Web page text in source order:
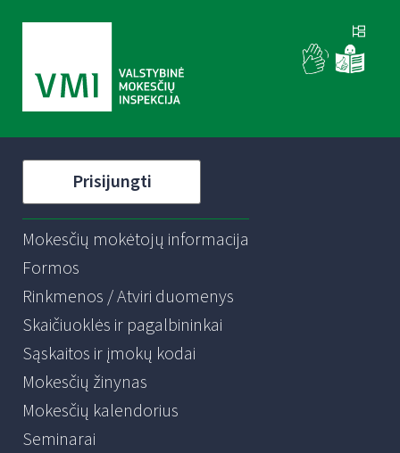
Prisijungti
Mokesčių mokėtojų informacija
Formos
Rinkmenos / Atviri duomenys
Skaičiuoklės ir pagalbininkai
Sąskaitos ir įmokų kodai
Mokesčių žinynas
Mokesčių kalendorius
Seminarai